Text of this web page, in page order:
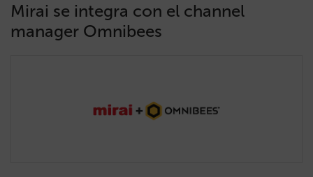
Mirai se integra con el channel
manager Omnibees